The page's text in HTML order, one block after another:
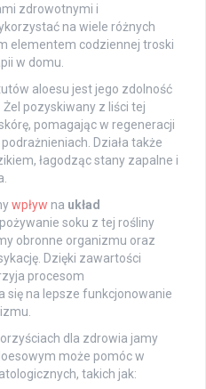
zdrowotnymi i
na wiele różnych
elementem codziennej troski
w domu.
aloesu jest jego zdolność
. Żel pozyskiwany z liści tej
pomagając w regeneracji
Działa także
łagodząc stany zapalne i
wpływ na układ
soku z tej rośliny
obronne organizmu oraz
Dzięki zawartości
procesom
się na lepsze funkcjonowanie
dla zdrowia jamy
może pomóc w
takich jak: